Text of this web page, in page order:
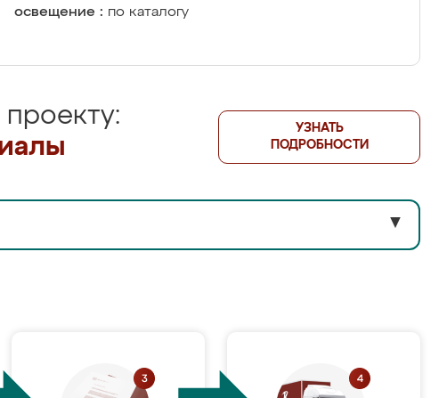
освещение : по каталогу
УЗНАТЬ
ПОДРОБНОСТИ
▼